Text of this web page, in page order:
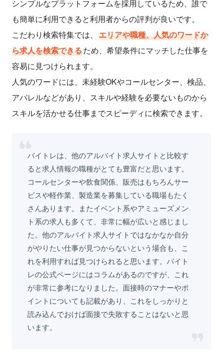
シンプルなプラットフォームを採用しているため、誰で
も簡単に利用できると利用者からの評判が良いです。
こだわり検索特集では、 エリアや職種、人気のワードか
ら求人を検索できるため、希望条件にマッチした仕事を
容易に見つけられます。
人気のワードには、未経験OKやコールセンター、検品、
アパレルなどがあり、スキルや経験を必要ないものから
スキルを活かせる仕事までスピーディに検索できます。
バイトレは、他のアルバイト求人サイトと比較す
ると求人情報の職種がとても豊富だと思います。
コールセンターや飲食関係、販売はもちろんサー
ビスや軽作業、製造業を募集している職場もたく
さんあります。またイベント系やアミューズメン
ト系の求人も多くて、非常に幅が広いと感じまし
た。他のアルバイト求人サイトではなかなか自分
がやりたい仕事が見つからないという場合も、こ
れを利用すれば見つけられると思います。バイト
レの公式ページにはコラムがあるのですが、これ
が非常に参考になりました。面接時のマナーやポ
イントについても記載があり、これをしっかりと
読み込んでおけば面接で失敗することはないと思
います。